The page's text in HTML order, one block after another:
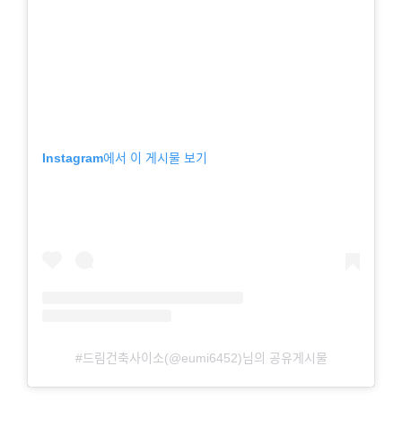
Instagram에서 이 게시물 보기
#드림건축사이소(@eumi6452)님의 공유게시물